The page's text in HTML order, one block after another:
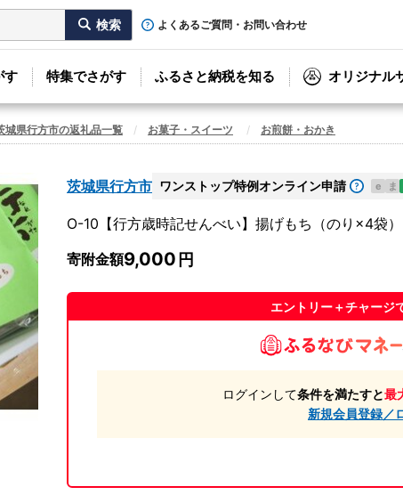
よくあるご質問・お問い合わせ
す 特集でさがす ふるさと納税を知る オリジナル
城県行方市の返礼品一覧 お菓子・スイーツ お煎餅・おかき
茨城県行方市 ワンストップ特例オンライン申請 e ま
O-10【行方歳時記せんべい】揚げもち（のり×4袋）
寄附金額9,000
エントリー＋チャージ
ログインして条件を満たすと最
新規会員登録／